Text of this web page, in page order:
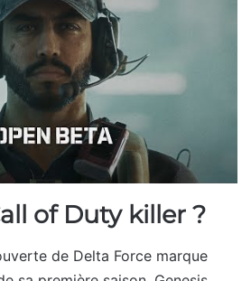
of Duty killer ?
de Delta Force marque